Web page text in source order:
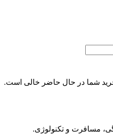
شما در حال حاضر خالی است.
مسافرت و تکنولوژی.